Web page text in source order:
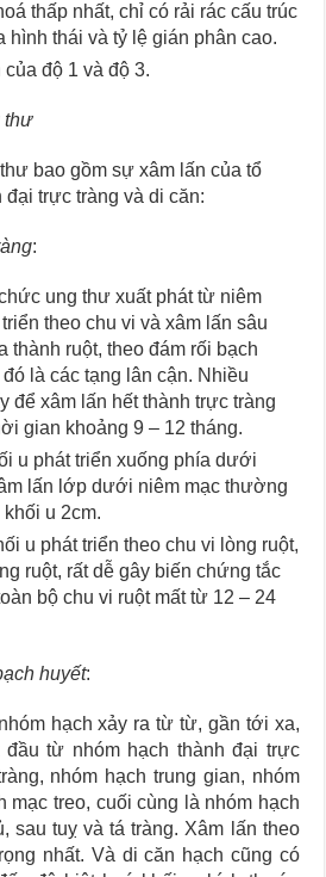
thấp nhất, chỉ có rải rác cấu trúc
hình thái và tỷ lệ gián phân cao.
độ 1 và độ 3.
thư
bao gồm sự xâm lấn của tổ
trực tràng và di căn:
:
ung thư xuất phát từ niêm
theo chu vi và xâm lấn sâu
thành ruột, theo đám rối bạch
là các tạng lân cận. Nhiều
để xâm lấn hết thành trực tràng
gian khoảng 9 – 12 tháng.
u phát triển xuống phía dưới
lấn lớp dưới niêm mạc thường
u 2cm.
u phát triển theo chu vi lòng ruột,
ruột, rất dễ gây biến chứng tắc
bộ chu vi ruột mất từ 12 – 24
huyết:
hạch xảy ra từ từ, gần tới xa,
từ nhóm hạch thành đại trực
nhóm hạch trung gian, nhóm
mạc treo, cuối cùng là nhóm hạch
sau tuỵ và tá tràng. Xâm lấn theo
nhất. Và di căn hạch cũng có